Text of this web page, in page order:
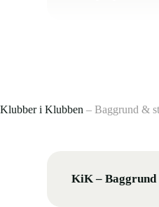
Klubber i Klubben – Baggrund &
KiK – Baggrund